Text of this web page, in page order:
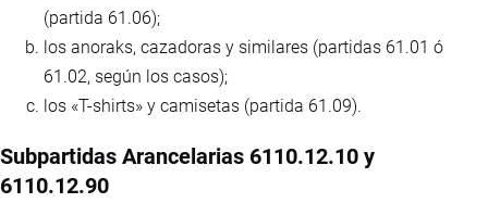
(partida 61.06);
los anoraks, cazadoras y similares (partidas 61.01 ó
61.02, según los casos);
los «T-shirts» y camisetas (partida 61.09).
Subpartidas Arancelarias 6110.12.10 y
6110.12.90